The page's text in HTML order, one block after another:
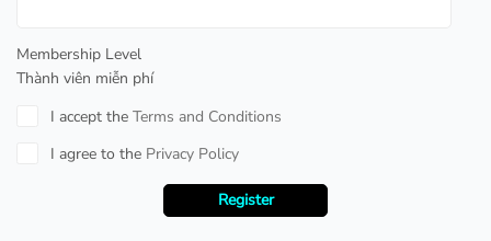
Membership Level
Thành viên miễn phí
I accept the Terms and Conditions
I agree to the Privacy Policy
Register